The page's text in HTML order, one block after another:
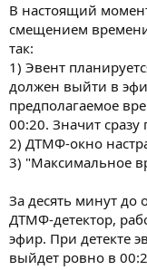
В настоящий
смещением
так:
1) Эвент
должен выйти в
предполагаемое
00:20. Значит
2) ДТМФ-окно
3) "Максимальное
За десять минут до
ДТМФ-детектор,
эфир. При детекте
выйдет ровно в